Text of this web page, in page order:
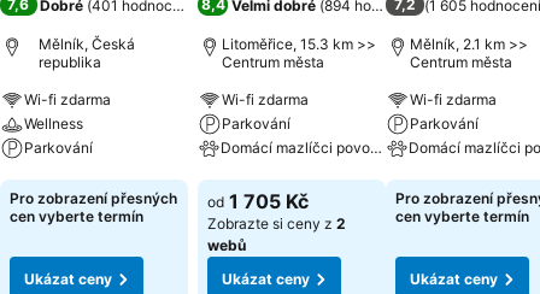
7,6 Dobré (401 hodnocení )
Mělník, Česká
republika
Wi-fi zdarma
Wellness
Parkování
Ukázat ceny
Pro zobrazení přesných
cen vyberte termín
Ukázat ceny
8,4 Velmi dobré (894 hodnocení)
Litoměřice, 15.3 km >>
Centrum města
Wi-fi zdarma
Parkování
Domácí mazlíčci povoleni
Ukázat ceny
od 1 705 Kč
Zobrazte si ceny z 2
webů
Ukázat ceny
7,2 (1 605 hodnocení
Mělník, 2.1 km >>
Centrum města
Wi-fi zdarma
Parkování
Ukázat ceny
Pro zobrazení
cen vyberte termín
Ukázat ceny